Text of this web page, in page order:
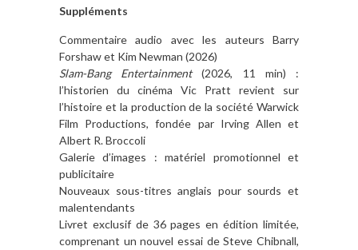
Suppléments
Commentaire audio avec les auteurs Barry
Forshaw et Kim Newman (2026)
Slam-Bang Entertainment(2026, 11 min) :
l’historien du cinéma Vic Pratt revient sur
l’histoire et la production de la société Warwick
Film Productions, fondée par Irving Allen et
Albert R. Broccoli
Galerie d’images : matériel promotionnel et
publicitaire
Nouveaux sous-titres anglais pour sourds et
malentendants
Livret exclusif de 36 pages en édition limitée,
comprenant un nouvel essai de Steve Chibnall,